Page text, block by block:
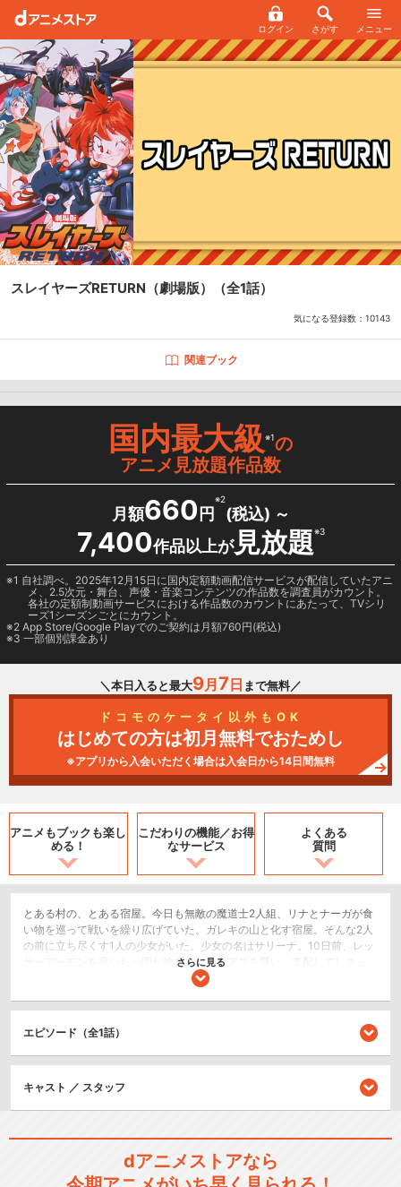
ログイン さがす メニュー
スレイヤーズRETURN（劇場版） （全1話）
気になる登録数： 10143
関連ブック
国内最大級※1の
アニメ見放題作品数
月額660 円
※2
(税込) ～
7,400作品以上が見放題※3
1 自社調べ。2025年12月15日に国内定額動画配信サービスが配信していたアニ
メ、2.5次元・舞台、声優・音楽コンテンツの作品数を調査員がカウント。
各社の定額制動画サービスにおける作品数のカウントにあたって、TVシリ
ーズ1シーズンごとにカウント。
2 App Store/Google Playでのご契約は月額760円(税込)
3 一部個別課金あり
＼本日入ると最大9月 7 日 まで無料／
ドコモのケータイ以外もOK
はじめての方は初月無料でおためし
※アプリから入会いただく場合は入会日から14日間無料
アニメもブックも楽し
める！
こだわりの機能／お得
なサービス
よくある
質問
とある村の、とある宿屋。今日も無敵の魔道士2人組、リナとナーガが食
い物を巡って戦いを繰り広げていた。ガレキの山と化す宿屋。そんな2人
の前に立ち尽くす1人の少女がいた。少女の名はサリーナ。10日前、レッ
サーデーモンを率いた一団が彼女の村・ビアズを襲い、支配してしまっ
たのだ。彼らは村人に何かを発掘作業させているらしい・・・。
SF/ファンタジー
アクション/バトル
コメディ/ギャグ
スレイヤーズ
さらに見る
エピソード（全1話）
キャスト ／ スタッフ
dアニメストアなら